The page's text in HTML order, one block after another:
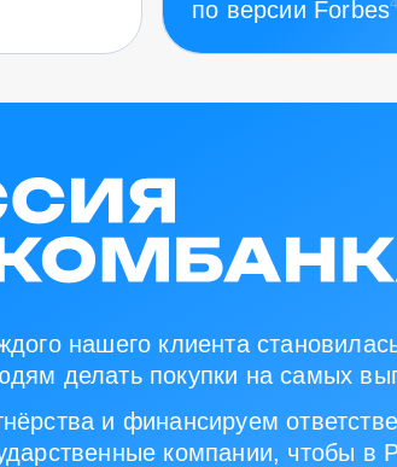
по версии Forbes
нашего клиента
делать покупки на самых
и финансируем
компании, чтобы в